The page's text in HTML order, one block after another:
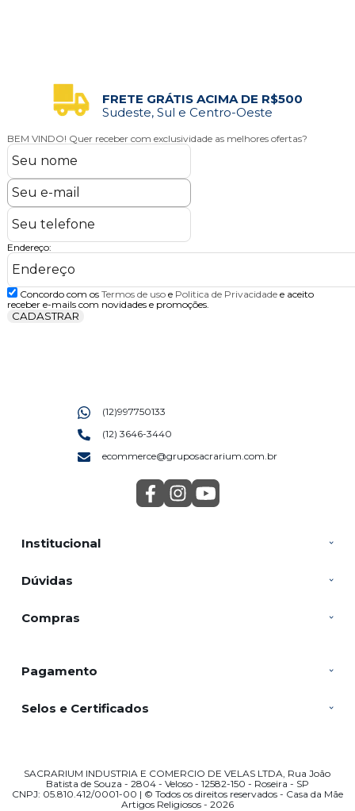
FRETE GRÁTIS ACIMA DE R$500
Sudeste, Sul e Centro-Oeste
BEM VINDO! Quer receber com exclusividade as melhores ofertas?
Endereço:
Concordo com os Termos de usoe Politica de Privacidadee aceito
receber e-mails com novidades e promoções.
CADASTRAR
Institucional
Dúvidas
Compras
(12)997750133
(12) 3646-3440
ecommerce@gruposacrarium.com.br
Pagamento
Selos e Certificados
SACRARIUM INDUSTRIA E COMERCIO DE VELAS LTDA, Rua João
Batista de Souza - 2804 - Veloso - 12582-150 - Roseira - SP
CNPJ: 05.810.412/0001-00 | © Todos os direitos reservados - Casa da Mãe
Artigos Religiosos - 2026